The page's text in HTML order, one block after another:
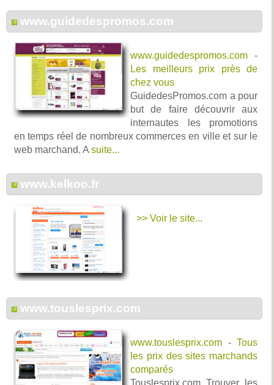
www.guidedespromos.com
www.guidedespromos.com -
Les meilleurs prix près de
chez vous
GuidedesPromos.com a pour
but de faire découvrir aux
internautes les promotions
en temps réel de nombreux commerces en ville et sur le
web marchand. A suite...
www.kelkoo.fr
>> Voir le site...
www.touslesprix.com
www.touslesprix.com - Tous
les prix des sites marchands
comparés
Touslesprix.com Trouver les